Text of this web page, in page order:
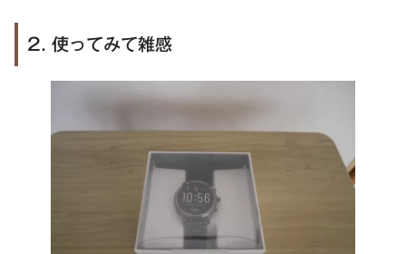
2. 使ってみて雑感